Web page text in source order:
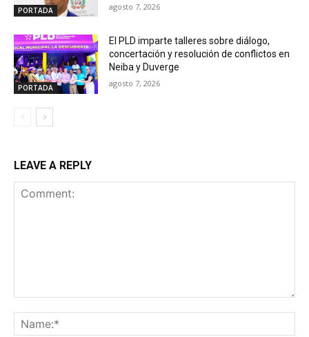
PORTADA agosto 7, 2026
PORTADA
El PLD imparte talleres sobre diálogo,
concertación y resolución de conflictos en
Neiba y Duverge
agosto 7, 2026
LEAVE A REPLY